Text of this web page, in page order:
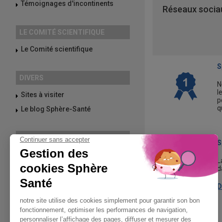
Témoignages d'incontinents
LE COMITÉ SCIENTIFIQUE
Le Comité scientifique
DIVERS
Sites à visiter
Le blog Sphère-Santé
PROMOTIONS
Réseaux